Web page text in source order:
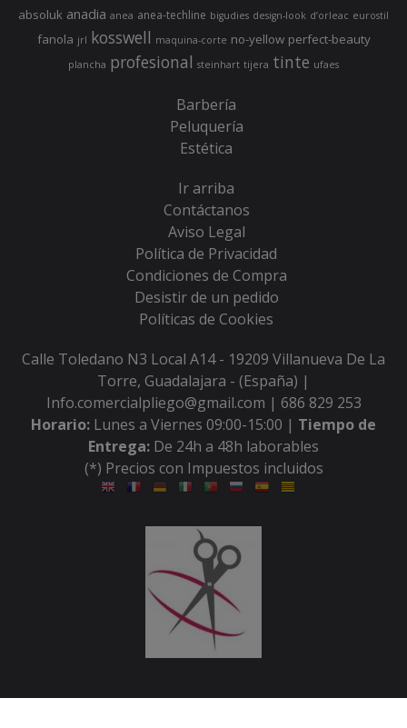
absoluk anadia anea anea-techline bigudies design-look d’orleac eurostil
fanola jrl kosswell maquina-corte no-yellow perfect-beauty
plancha profesional steinhart tijera tinte ufaes
Barbería
Peluquería
Estética
Ir arriba
Contáctanos
Aviso Legal
Política de Privacidad
Condiciones de Compra
Desistir de un pedido
Políticas de Cookies
Calle Toledano N3 Local A14 - 19209 Villanueva De La
Torre, Guadalajara - (España) |
Info.comercialpliego@gmail.com | 686 829 253
Horario: Lunes a Viernes 09:00-15:00 | Tiempo de
Entrega: De 24h a 48h laborables
(*) Precios con Impuestos incluidos